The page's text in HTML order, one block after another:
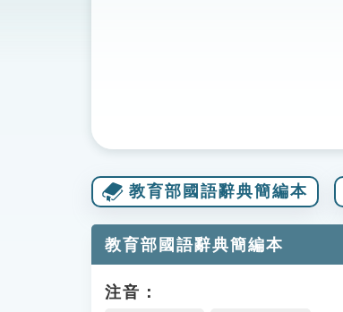
教育部國語辭典簡編本
教育部國語辭典簡編本
注音：